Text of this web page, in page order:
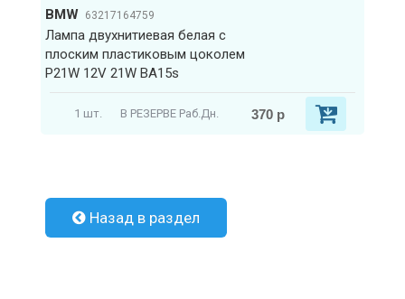
BMW 63217164759
Лампа двухнитиевая белая с
плоским пластиковым цоколем
P21W 12V 21W BA15s
1 шт. В РЕЗЕРВЕ Раб.Дн. 370 р
Назад в раздел